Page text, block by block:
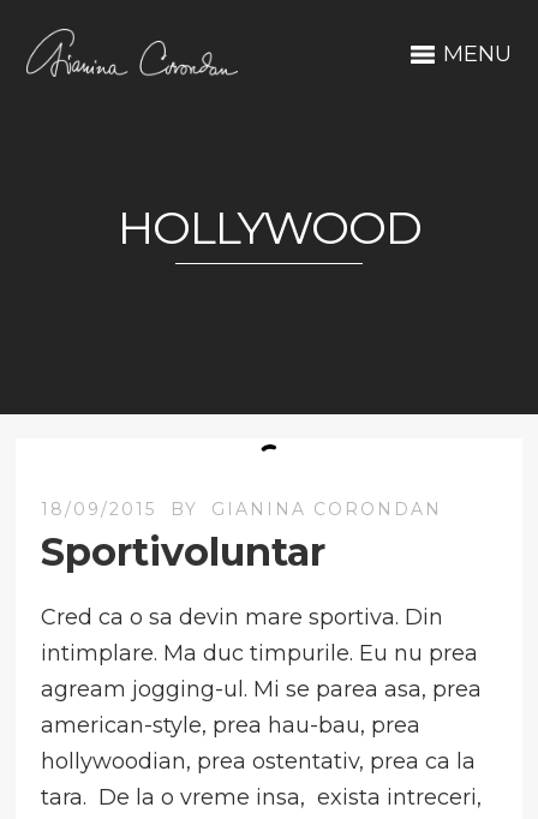
MENU
HOLLYWOOD
18/09/2015 BY GIANINA CORONDAN
Sportivoluntar
Cred ca o sa devin mare sportiva. Din
intimplare. Ma duc timpurile. Eu nu prea
agream jogging-ul. Mi se parea asa, prea
american-style, prea hau-bau, prea
hollywoodian, prea ostentativ, prea ca la
tara. De la o vreme insa, exista intreceri,